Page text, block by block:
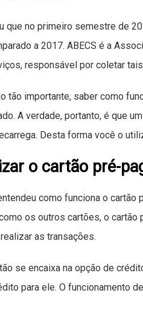
que no primeiro semestre de
a 2017. ABECS é a
responsável por coletar
tão importante, saber como
A verdade, portanto, é que
Desta forma você o
o cartão pré-
como funciona o
os outros cartões, o cartão
as transações.
se encaixa na opção de
para ele. O funcionamento